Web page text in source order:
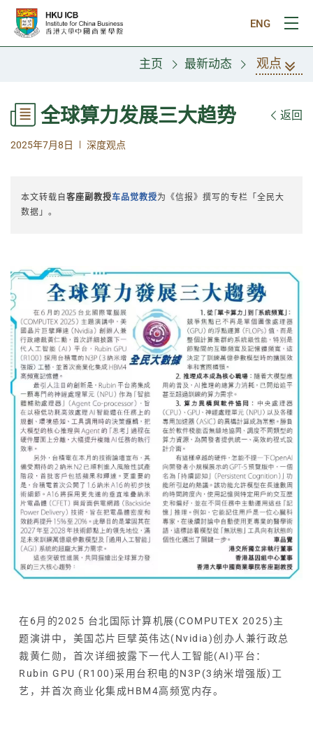
跳往主要内容
ENG
打
主页 最新动态 观点
全球算力发展三大趋势 返回
2025年7月8日 | 深度观点
本文转载自 客座副教授车品觉教授为《信报》撰写的专栏「全民大
数据」。
在6月的2025 台北国际计算机展(COMPUTEX 2025)主
题演讲中，美国芯片巨擘英伟达(Nvidia)创办人兼行政总
裁黄仁勋，首次详细披露下一代人工智能(AI)平台：
Rubin GPU (R100)采用台积电的N3P(3纳米增强版)工
艺，并首次商业化集成HBM4高频宽内存。